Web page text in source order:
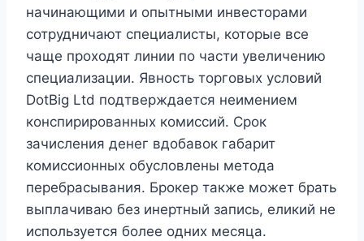
начинающими и опытными инвесторами
сотрудничают специалисты, которые все
чаще проходят линии по части увеличению
специализации. Явность торговых условий
DotBig Ltd подтверждается неимением
конспирированных комиссий. Срок
зачисления денег вдобавок габарит
комиссионных обусловлены метода
перебрасывания. Брокер также может брать
выплачиваю без инертный запись, еликий не
используется более одних месяца.